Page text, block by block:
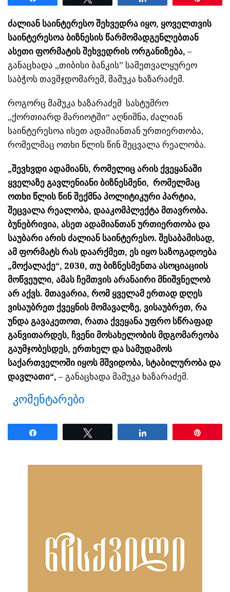
ძალიან საინტერესო შეხვედრა იყო, ყოველთვის
საინტერესოა ბიზნესის წარმომადგენლებთან
ასეთი ფორმატის შეხვედრის ორგანიზება, –
განაცხადა „თიბისი ბანკის” სამეთვალყურეო
საბჭოს თავმჯდომარემ, მამუკა ხაზარაძემ.
როგორც მამუკა ხაზარაძემ სასტუმრო
„ქორთიარდ მარიოტში“ აღნიშნა, ძალიან
საინტერესოა ისეთ ადამიანთან ურთიერთობა,
რომელმაც ოთხი წლის წინ შეცვალა რეალობა.
„შევხვდი ადამიანს, რომელიც არის ქვეყანაში
ყველაზე გავლენიანი ბიზნესმენი, რომელმაც
ოთხი წლის წინ შექმნა პოლიტიკური პარტია,
შეცვალა რეალობა, დააკომპლექტა მთავრობა.
ბუნებრივია, ასეთ ადამიანთან ურთიერთობა და
საუბარი არის ძალიან საინტერესო. შესაბამისად,
ამ ფორმატს რას დაარქმეთ, ეს იყო საზოგადოება
„მოქალაქე“, 2030, თუ ბიზნესმენთა ასოციაციის
მოწვეული, ამას ჩემთვის არანაირი მნიშვნელობ
არ აქვს. მთავარია, რომ ყველამ ერთად დღეს
ვისაუბრეთ ქვეყნის მომავალზე, ვისაუბრეთ, რა
უნდა გავაკეთოთ, რათა ქვეყანა უფრო სწრაფად
განვითარდეს, ჩვენი მოსახელობის მდგომარეობა
გაუმჯობესდეს, ერთხელ და სამუდამოს
საქართველოში იყოს მშვიდობა, სტაბილურობა და
დავლათი“, – განაცხადა მამუკა ხაზარაძემ.
კომენტარები